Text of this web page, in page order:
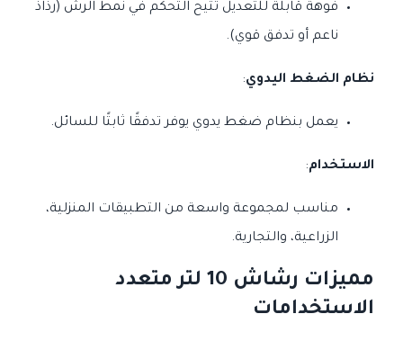
فوهة قابلة للتعديل تتيح التحكم في نمط الرش (رذاذ
ناعم أو تدفق قوي).
نظام الضغط اليدوي:
يعمل بنظام ضغط يدوي يوفر تدفقًا ثابتًا للسائل.
الاستخدام:
مناسب لمجموعة واسعة من التطبيقات المنزلية،
الزراعية، والتجارية.
مميزات رشاش 10 لتر متعدد
الاستخدامات